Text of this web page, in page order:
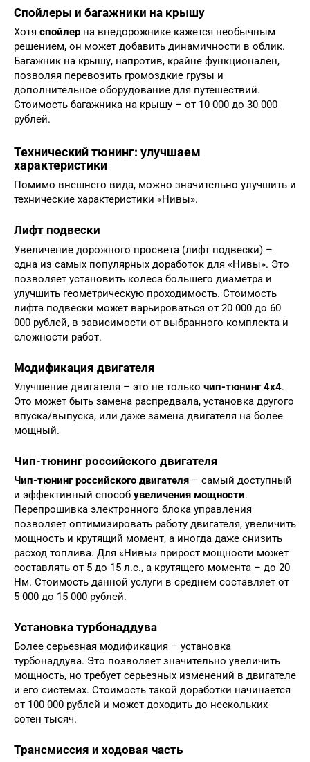
Спойлеры и багажники на крышу
Хотя спойлер на внедорожнике кажется необычным
решением, он может добавить динамичности в облик.
Багажник на крышу, напротив, крайне функционален,
позволяя перевозить громоздкие грузы и
дополнительное оборудование для путешествий.
Стоимость багажника на крышу – от 10 000 до 30 000
рублей.
Технический тюнинг: улучшаем
характеристики
Помимо внешнего вида, можно значительно улучшить и
технические характеристики «Нивы».
Лифт подвески
Увеличение дорожного просвета (лифт подвески) –
одна из самых популярных доработок для «Нивы». Это
позволяет установить колеса большего диаметра и
улучшить геометрическую проходимость. Стоимость
лифта подвески может варьироваться от 20 000 до 60
000 рублей, в зависимости от выбранного комплекта и
сложности работ.
Модификация двигателя
Улучшение двигателя – это не только чип-тюнинг 4х4.
Это может быть замена распредвала, установка другого
впуска/выпуска, или даже замена двигателя на более
мощный.
Чип-тюнинг российского двигателя
Чип-тюнинг российского двигателя – самый доступный
и эффективный способ увеличения мощности.
Перепрошивка электронного блока управления
позволяет оптимизировать работу двигателя, увеличить
мощность и крутящий момент, а иногда даже снизить
расход топлива. Для «Нивы» прирост мощности может
составлять от 5 до 15 л.с., а крутящего момента – до 20
Нм. Стоимость данной услуги в среднем составляет от
5 000 до 15 000 рублей.
Установка турбонаддува
Более серьезная модификация – установка
турбонаддува. Это позволяет значительно увеличить
мощность, но требует серьезных изменений в двигателе
и его системах. Стоимость такой доработки начинается
от 100 000 рублей и может доходить до нескольких
сотен тысяч.
Трансмиссия и ходовая часть